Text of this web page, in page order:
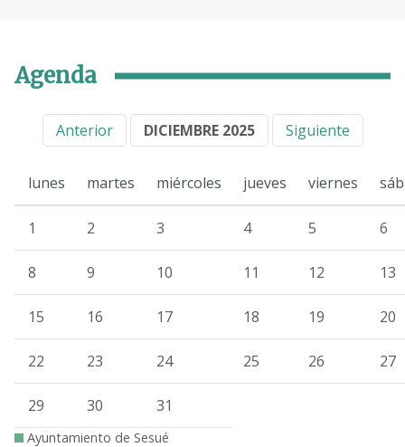
Agenda
Anterior DICIEMBRE 2025 Siguiente
lunes martes miércoles jueves viernes
1 2 3 4 5 6
8 9 10 11 12 13
15 16 17 18 19 20
22 23 24 25 26 27
29 30 31
Ayuntamiento de Sesué